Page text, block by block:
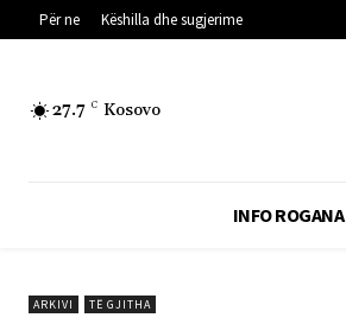
Për ne Këshilla dhe sugjerime
27.7 C Kosovo
INFO ROGANA
ARKIVI TË GJITHA